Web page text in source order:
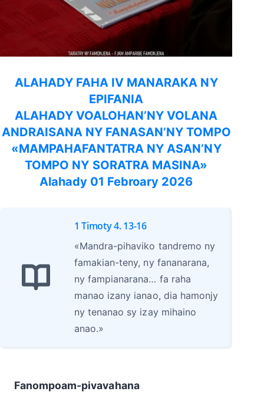
ALAHADY FAHA IV MANARAKA NY
EPIFANIA
ALAHADY VOALOHAN’NY VOLANA
ANDRAISANA NY FANASAN’NY TOMPO
«MAMPAHAFANTATRA NY ASAN’NY
TOMPO NY SORATRA MASINA»
Alahady 01 Febroary 2026
1 Timoty 4. 13-16
«Mandra-pihaviko tandremo ny
famakian-teny, ny fananarana,
ny fampianarana… fa raha
manao izany ianao, dia hamonjy
ny tenanao sy izay mihaino
anao.»
Fanompoam-pivavahana